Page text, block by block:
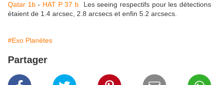
Qatar 1b- HAT P 37 b Les seeing respectifs pour les détections
étaient de 1.4 arcsec, 2.8 arcsecs et enfin 5.2 arcsecs.
#Exo Planètes
Partager